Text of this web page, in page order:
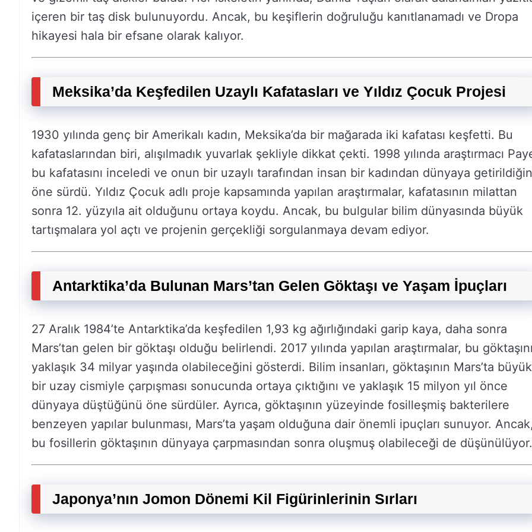
içeren bir taş disk bulunuyordu. Ancak, bu keşiflerin doğruluğu kanıtlanamadı ve Dropa
hikayesi hala bir efsane olarak kalıyor.
Meksika’da Keşfedilen Uzaylı Kafatasları ve Yıldız Çocuk Projesi
1930 yılında genç bir Amerikalı kadın, Meksika’da bir mağarada iki kafatası keşfetti. Bu
kafataslarından biri, alışılmadık yuvarlak şekliyle dikkat çekti. 1998 yılında araştırmacı
bu kafatasını inceledi ve onun bir uzaylı tarafından insan bir kadından dünyaya
öne sürdü. Yıldız Çocuk adlı proje kapsamında yapılan araştırmalar, kafatasının milattan
sonra 12. yüzyıla ait olduğunu ortaya koydu. Ancak, bu bulgular bilim dünyasında büyük
tartışmalara yol açtı ve projenin gerçekliği sorgulanmaya devam ediyor.
Antarktika’da Bulunan Mars’tan Gelen Göktaşı ve Yaşam İpuçları
27 Aralık 1984’te Antarktika’da keşfedilen 1,93 kg ağırlığındaki garip kaya, daha sonra
Mars’tan gelen bir göktaşı olduğu belirlendi. 2017 yılında yapılan araştırmalar, bu
yaklaşık 34 milyar yaşında olabileceğini gösterdi. Bilim insanları, göktaşının Mars’ta büyük
bir uzay cismiyle çarpışması sonucunda ortaya çıktığını ve yaklaşık 15 milyon yıl önce
dünyaya düştüğünü öne sürdüler. Ayrıca, göktaşının yüzeyinde fosilleşmiş bakterilere
benzeyen yapılar bulunması, Mars’ta yaşam olduğuna dair önemli ipuçları sunuyor.
bu fosillerin göktaşının dünyaya çarpmasından sonra oluşmuş olabileceği de düşünülüyor.
Japonya’nın Jomon Dönemi Kil Figürinlerinin Sırları